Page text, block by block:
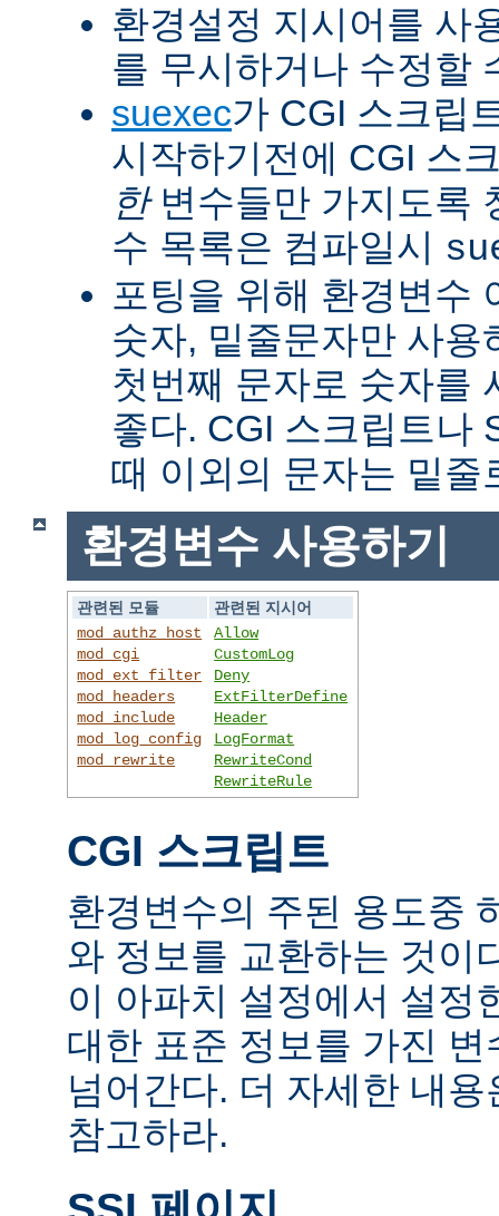
환경설정 지시어를 사
를 무시하거나 수정할
suexec가 CGI 스크립
시작하기전에 CGI 스
한변수들만 가지도록
수 목록은 컴파일시
포팅을 위해 환경변수
숫자, 밑줄문자만 사용
첫번째 문자로 숫자를
좋다. CGI 스크립트나
때 이외의 문자는 밑줄
환경변수 사용하기
관련된 모듈
관련된 지시어
mod_authz_host
mod_cgi
mod_ext_filter
mod_headers
mod_include
mod_log_config
mod_rewrite
Allow
CustomLog
Deny
ExtFilterDefine
Header
LogFormat
RewriteCond
RewriteRule
CGI 스크립트
환경변수의 주된 용도중
와 정보를 교환하는 것이
이 아파치 설정에서 설정
대한 표준 정보를 가진
넘어간다. 더 자세한 내
참고하라.